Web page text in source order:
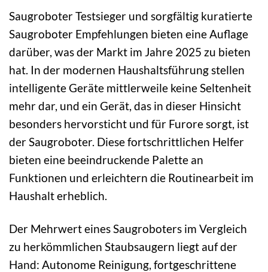
Saugroboter Testsieger und sorgfältig kuratierte
Saugroboter Empfehlungen bieten eine Auflage
darüber, was der Markt im Jahre 2025 zu bieten
hat. In der modernen Haushaltsführung stellen
intelligente Geräte mittlerweile keine Seltenheit
mehr dar, und ein Gerät, das in dieser Hinsicht
besonders hervorsticht und für Furore sorgt, ist
der Saugroboter. Diese fortschrittlichen Helfer
bieten eine beeindruckende Palette an
Funktionen und erleichtern die Routinearbeit im
Haushalt erheblich.
Der Mehrwert eines Saugroboters im Vergleich
zu herkömmlichen Staubsaugern liegt auf der
Hand: Autonome Reinigung, fortgeschrittene